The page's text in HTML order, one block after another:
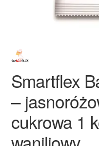
Smartflex
–
cukrowa 1